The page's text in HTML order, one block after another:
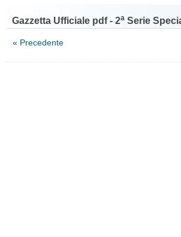
Gazzetta Ufficiale pdf - 2a Serie
« Precedente